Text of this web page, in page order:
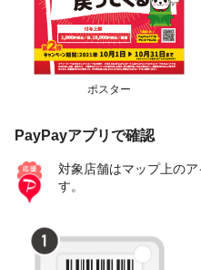
ポスター
PayPayアプリで確認
対象店舗はマップ上の
す。